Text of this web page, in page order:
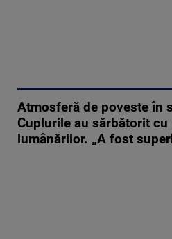
Atmosferă de poveste în
Cuplurile au sărbătorit
lumânărilor. „A fost